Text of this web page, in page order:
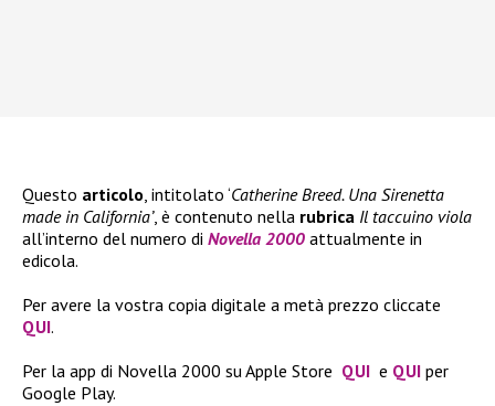
Questo articolo, intitolato ‘Catherine Breed. Una Sirenetta
made in California’, è contenuto nella rubrica Il taccuino viola
all’interno del numero di Novella 2000 attualmente in
edicola.
Per avere la vostra copia digitale a metà prezzo cliccate
QUI.
Per la app di Novella 2000 su Apple Store QUI e QUI per
Google Play.